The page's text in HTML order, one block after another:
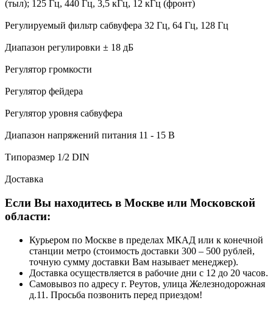
(тыл); 125 Гц, 440 Гц, 3,5 кГц, 12 кГц (фронт)
Регулируемый фильтр сабвуфера 32 Гц, 64 Гц, 128 Гц
Диапазон регулировки ± 18 дБ
Регулятор громкости
Регулятор фейдера
Регулятор уровня сабвуфера
Диапазон напряжений питания 11 - 15 В
Типоразмер 1/2 DIN
Доставка
Если Вы находитесь в Москве или Московской
области:
Курьером по Москве в пределах МКАД или к конечной
станции метро (стоимость доставки 300 – 500 рублей,
точную сумму доставки Вам называет менеджер).
Доставка осуществляется в рабочие дни с 12 до 20 часов.
Самовывоз по адресу г. Реутов, улица Железнодорожная
д.11. Просьба позвонить перед приездом!